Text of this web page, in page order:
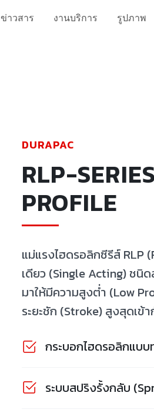
ข่าวสาร งานบริการ รูปภาพ
DURAPAC
RLP-
PROFILE
แม่แรงไฮดรอลิกซีรีส์ RLP
เดียว (Single Acting) ชนิ
มาให้มีความสูงต่ำ (Low
ระยะชัก (Stroke) สูงสุดเ
กระบอกไฮดรอลิกแบ
ระบบสปริงรั้งกลับ